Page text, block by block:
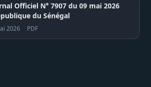
Officiel N° 7907 du 09 mai 2026
du Sénégal
2026 PDF